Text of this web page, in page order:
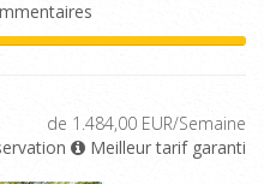
de 1.484,00 EUR/Semaine
Meilleur tarif garanti